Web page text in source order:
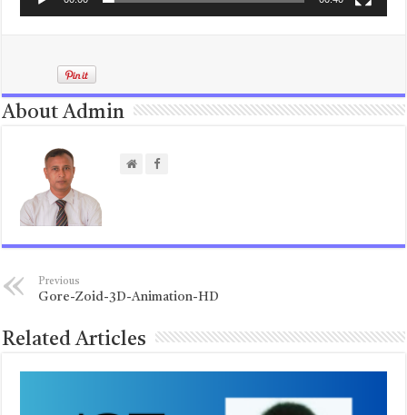
About Admin
Previous
Gore-Zoid-3D-Animation-HD
Related Articles